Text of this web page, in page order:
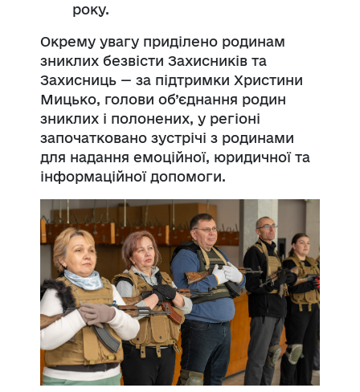
року.
Окрему увагу приділено родинам
зниклих безвісти Захисників та
Захисниць — за підтримки Христини
Мицько, голови об’єднання родин
зниклих і полонених, у регіоні
започатковано зустрічі з родинами
для надання емоційної, юридичної та
інформаційної допомоги.